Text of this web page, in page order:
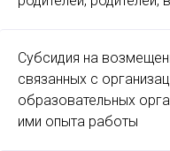
Субсидия на
связанных с
образовательных
ими опыта работы